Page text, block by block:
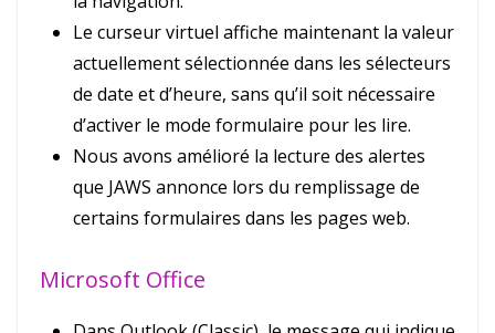
Le curseur virtuel affiche maintenant la valeur
actuellement sélectionnée dans les sélecteurs
de date et d’heure, sans qu’il soit nécessaire
d’activer le mode formulaire pour les lire.
Nous avons amélioré la lecture des alertes
que JAWS annonce lors du remplissage de
certains formulaires dans les pages web.
Microsoft Office